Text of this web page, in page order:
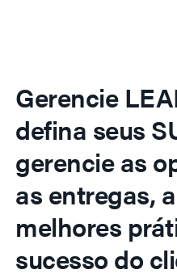
Gerencie
defina seus
gerencie as
as entregas,
melhores
sucesso do